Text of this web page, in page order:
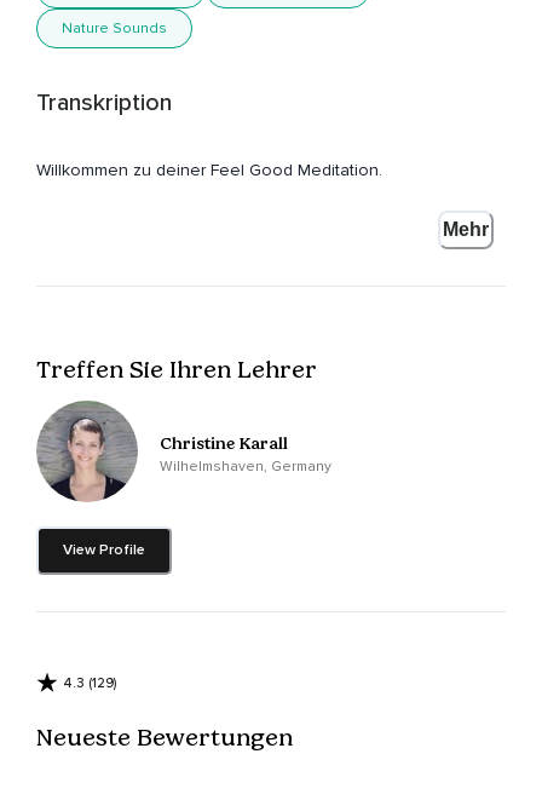
Nature Sounds
Transkription
Willkommen zu deiner Feel Good Meditation.
Such dir einen ruhigen Ort und setz dich ganz bequem hin
Brustraum und auch dein Bauch beim Einatmen ausdehnt
und beim Ausatmen wieder zurückzieht.
Versuch den Atem nicht zu verändern.
Lass ihn wie er ist.
Genau so ist er jetzt richtig.
Dass die Sonne scheint und dass sie auf dich
Mehr
Treffen Sie Ihren Lehrer
Christine Karall
Wilhelmshaven, Germany
View Profile
4.3 (129)
Neueste Bewertungen